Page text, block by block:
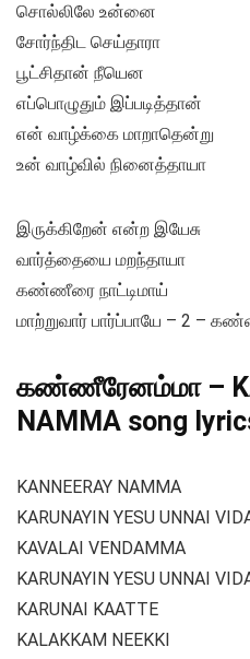
சொல்லிலே உன்னை
சோர்ந்திட செய்தாரா
பூட்சிதான் நீயென
எப்பொழுதும் இப்படித்தான்
என் வாழ்க்கை மாறாதென்று
உன் வாழ்வில் நினைத்தாயா
இருக்கிறேன் என்ற இயேசு
வார்த்தையை மறந்தாயா
கண்ணீரை நாட்டிமாய்
மாற்றுவார் பார்ப்பாயே – 2 –
கண்ணீரேனம்மா –
NAMMA song
KANNEERAY NAMMA
KARUNAYIN YESU UNNAI
KAVALAI VENDAMMA
KARUNAYIN YESU UNNAI
KARUNAI KAATTE
KALAKKAM NEEKKI